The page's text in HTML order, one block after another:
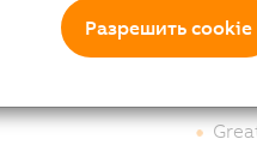
Разрешить cookie